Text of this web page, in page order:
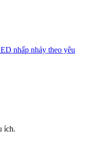
nhấp nháy theo yêu
ích.